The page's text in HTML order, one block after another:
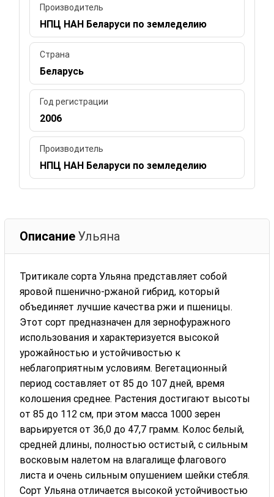
Производитель
НПЦ НАН Беларуси по земледелию
Страна
Беларусь
Год регистрации
2006
Производитель
НПЦ НАН Беларуси по земледелию
Описание Ульяна
Тритикале сорта Ульяна представляет собой
яровой пшенично-ржаной гибрид, который
объединяет лучшие качества ржи и пшеницы.
Этот сорт предназначен для зернофуражного
использования и характеризуется высокой
урожайностью и устойчивостью к
неблагоприятным условиям. Вегетационный
период составляет от 85 до 107 дней, время
колошения среднее. Растения достигают высоты
от 85 до 112 см, при этом масса 1000 зерен
варьируется от 36,0 до 47,7 грамм. Колос белый,
средней длины, полностью остистый, с сильным
восковым налетом на влагалище флагового
листа и очень сильным опушением шейки стебля.
Сорт Ульяна отличается высокой устойчивостью